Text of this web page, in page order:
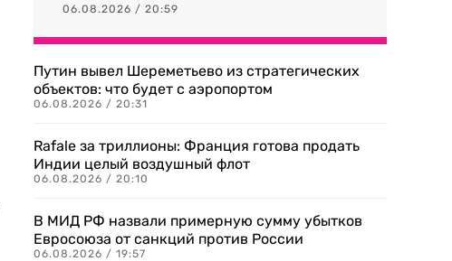
06.08.2026 / 20:59
Путин вывел Шереметьево из стратегических
объектов: что будет с аэропортом
06.08.2026 / 20:31
Rafale за триллионы: Франция готова продать
Индии целый воздушный флот
06.08.2026 / 20:10
В МИД РФ назвали примерную сумму убытков
Евросоюза от санкций против России
06.08.2026 / 19:57